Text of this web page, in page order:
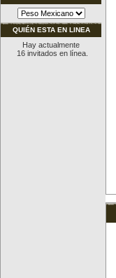
QUIÉN ESTA EN LINEA
Hay actualmente
16 invitados en línea.